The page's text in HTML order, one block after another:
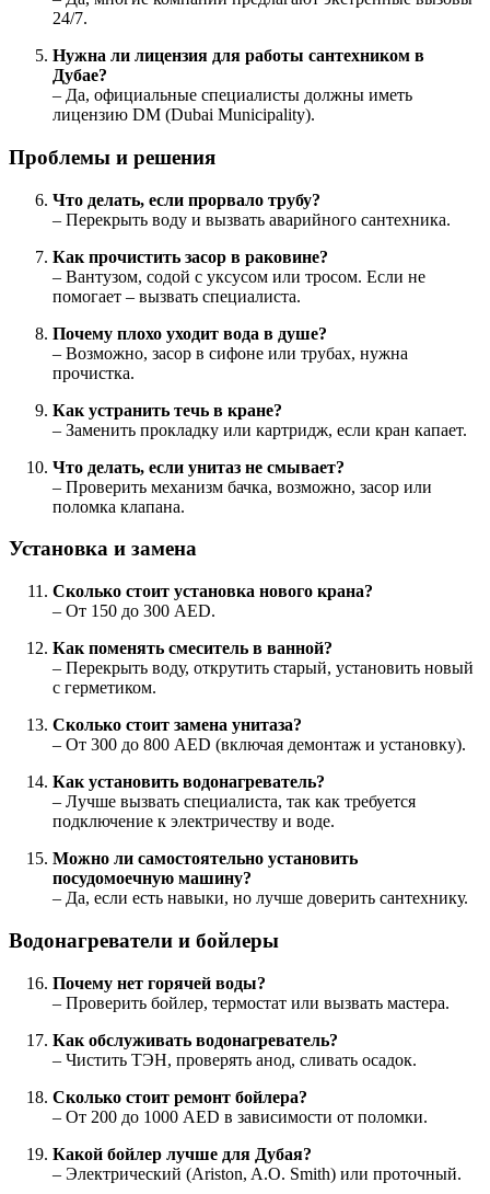
24/7.
Нужна ли лицензия для работы сантехником в
Дубае?
– Да, официальные специалисты должны иметь
лицензию DM (Dubai Municipality).
Проблемы и решения
Что делать, если прорвало трубу?
– Перекрыть воду и вызвать аварийного сантехника.
Как прочистить засор в раковине?
– Вантузом, содой с уксусом или тросом. Если не
помогает – вызвать специалиста.
Почему плохо уходит вода в душе?
– Возможно, засор в сифоне или трубах, нужна
прочистка.
Как устранить течь в кране?
– Заменить прокладку или картридж, если кран капает.
Что делать, если унитаз не смывает?
– Проверить механизм бачка, возможно, засор или
поломка клапана.
Установка и замена
Сколько стоит установка нового крана?
– От 150 до 300 AED.
Как поменять смеситель в ванной?
– Перекрыть воду, открутить старый, установить новый
с герметиком.
Сколько стоит замена унитаза?
– От 300 до 800 AED (включая демонтаж и установку).
Как установить водонагреватель?
– Лучше вызвать специалиста, так как требуется
подключение к электричеству и воде.
Можно ли самостоятельно установить
посудомоечную машину?
– Да, если есть навыки, но лучше доверить сантехнику.
Водонагреватели и бойлеры
Почему нет горячей воды?
– Проверить бойлер, термостат или вызвать мастера.
Как обслуживать водонагреватель?
– Чистить ТЭН, проверять анод, сливать осадок.
Сколько стоит ремонт бойлера?
– От 200 до 1000 AED в зависимости от поломки.
Какой бойлер лучше для Дубая?
– Электрический (Ariston, A.O. Smith) или проточный.